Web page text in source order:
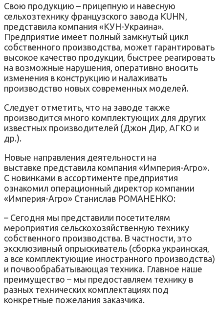
Свою продукцию – прицепную и навесную
сельхозтехнику французского завода KUHN,
представила компания «КУН-Украина».
Предприятие имеет полный замкнутый цикл
собственного производства, может гарантировать
высокое качество продукции, быстрее реагировать
на возможные нарушения, оперативно вносить
изменения в конструкцию и налаживать
производство новых современных моделей.
Следует отметить, что на заводе также
производится много комплектующих для других
известных производителей (Джон Дир, АГКО и
др.).
Новые направления деятельности на
выставке представила компания «Империя-Агро».
С новинками в ассортименте предприятия
ознакомил операционный директор компании
«Империя-Агро» Станислав РОМАНЕНКО:
– Сегодня мы представили посетителям
мероприятия сельскохозяйственную технику
собственного производства. В частности, это
эксклюзивный опрыскиватель (сборка украинская,
а все комплектующие иностранного производства)
и почвообрабатывающая техника. Главное наше
преимущество – мы предоставляем технику в
разных технических комплектациях под
конкретные пожелания заказчика.